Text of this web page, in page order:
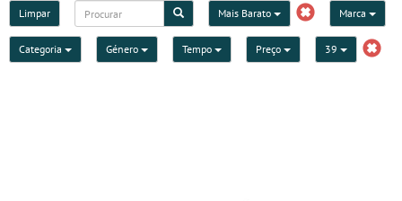
Limpar Mais Barato Marca
Categoria Género Tempo Preço 39